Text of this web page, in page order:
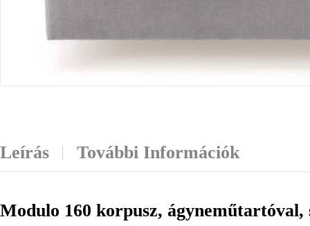
Leírás További Információk
Modulo 160 korpusz,